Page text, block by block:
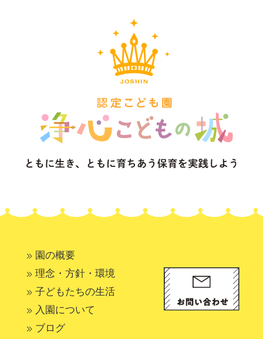
園の概要
理念・方針・環境
子どもたちの生活
入園について
ブログ